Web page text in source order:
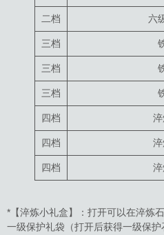
二档 六
三档
三档
三档
四档
四档
四档
*【淬炼小礼盒】：打开可以在淬炼
一级保护礼袋（打开后获得一级保